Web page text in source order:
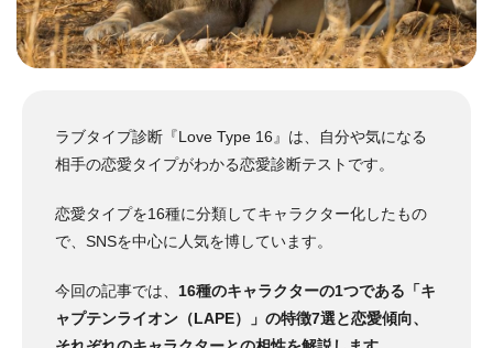
ラブタイプ診断『Love Type 16』は、自分や気になる
相手の恋愛タイプがわかる恋愛診断テストです。
恋愛タイプを16種に分類してキャラクター化したもの
で、SNSを中心に人気を博しています。
今回の記事では、 16種のキャラクターの1つである「キ
ャプテンライオン（LAPE）」の特徴7選と恋愛傾向、